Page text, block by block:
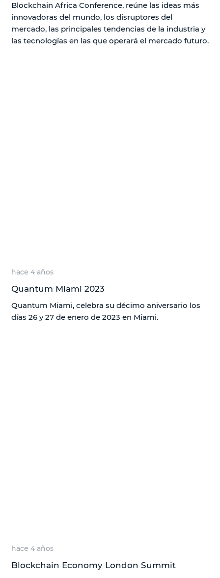
Blockchain Africa Conference, reúne las ideas más
innovadoras del mundo, los disruptores del
mercado, las principales tendencias de la industria y
las tecnologías en las que operará el mercado futuro.
hace 4 años
Quantum Miami 2023
Quantum Miami, celebra su décimo aniversario los
días 26 y 27 de enero de 2023 en Miami.
hace 4 años
Blockchain Economy London Summit